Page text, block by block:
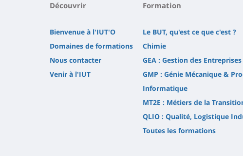
Découvrir
Bienvenue à l'IUT'O
Domaines de formations
Nous contacter
Venir à l'IUT
Formation
Le BUT, qu'est ce que c'est ?
Chimie
GEA : Gestion des
GMP : Génie Mécanique &
Informatique
MT2E : Métiers de la
QLIO : Qualité, Logistique
Toutes les formations